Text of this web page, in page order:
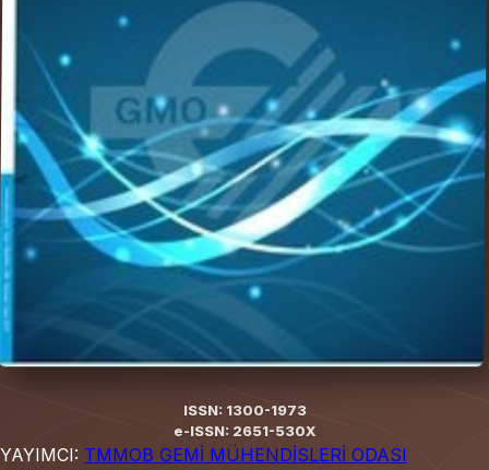
ISSN: 1300-1973
e-ISSN: 2651-530X
YAYIMCI: TMMOB GEMİ MÜHENDİSLERİ ODASI